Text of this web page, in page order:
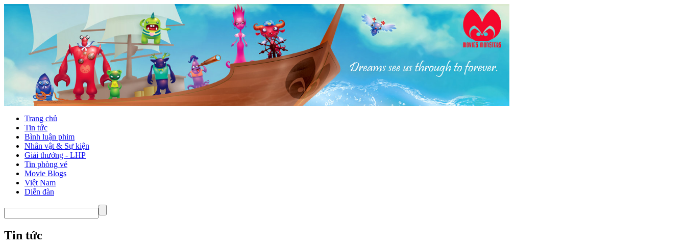
Trang chủ
Tin tức
Bình luận phim
Nhân vật & Sự kiện
Giải thưởng - LHP
Tin phòng vé
Movie Blogs
Việt Nam
Diễn đàn
Tin tức